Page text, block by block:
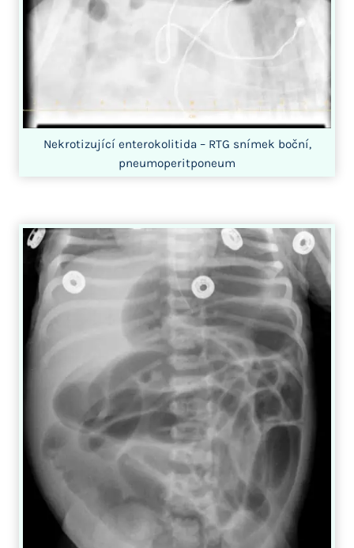
Nekrotizující enterokolitida – RTG snímek boční,
pneumoperitponeum